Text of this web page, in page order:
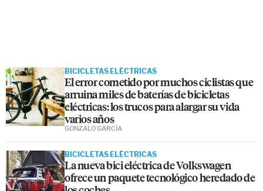
BICICLETAS ELÉCTRICAS
El error cometido por muchos ciclistas que
arruina miles de baterías de bicicletas
eléctricas: los trucos para alargar su vida
varios años
GONZALO GARCÍA
BICICLETAS ELÉCTRICAS
La nueva bici eléctrica de Volkswagen
ofrece un paquete tecnológico heredado de